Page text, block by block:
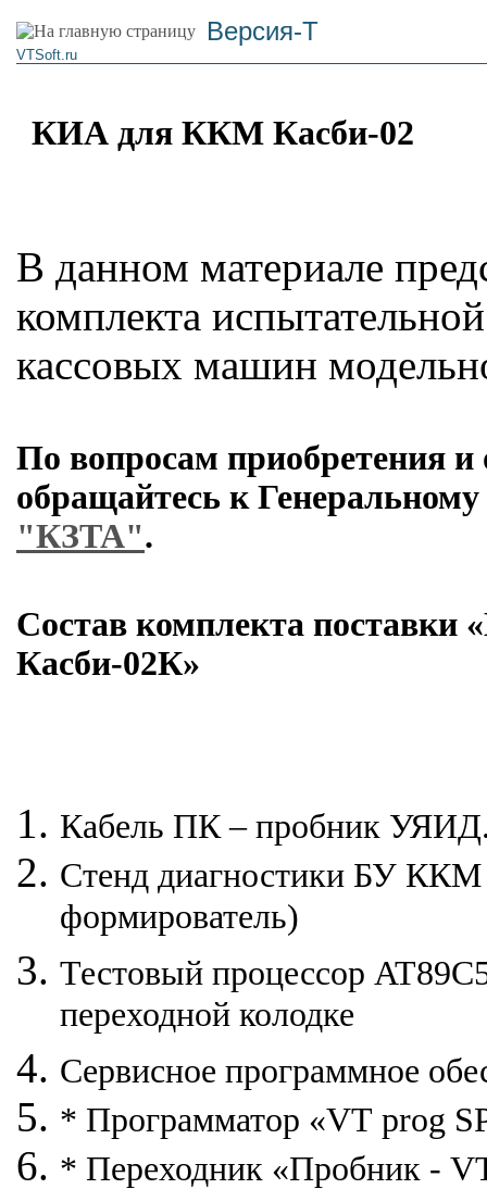
Версия-Т
VTSoft.ru
КИА для ККМ Касби-02
В данном материале
комплекта
кассовых машин
По вопросам приобретения
обращайтесь к
"КЗТА".
Состав комплекта
Касби-02К»
Кабель ПК – пробник
Стенд диагностики БУ ККМ
формирователь)
Тестовый процессор AT89C
переходной колодке
Сервисное программное
* Программатор «VT prog
* Переходник «Пробник -